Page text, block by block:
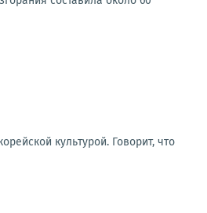
культурой. Говорит, что